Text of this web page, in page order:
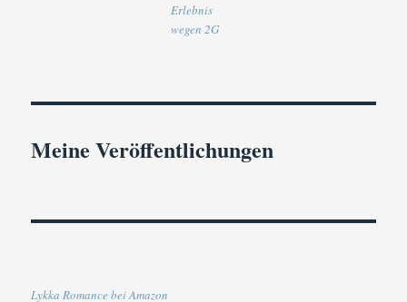
Erlebnis
wegen 2G
Meine Veröffentlichungen
Lykka Romance bei Amazon